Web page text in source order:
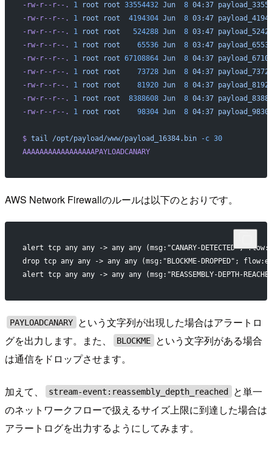
-rw-r--r--.
1 root root 33554432 Jun
  8
04:37
-rw-r--r--.
1 root root
  4194304
Jun
  8
03:47
-rw-r--r--.
1 root root
   524288
Jun
  8
03:47
-rw-r--r--.
1 root root
    65536
Jun
  8
03:47
-rw-r--r--.
1 root root 67108864 Jun
  8
04:37
-rw-r--r--.
1 root root
    73728
Jun
  8
04:37
-rw-r--r--.
1 root root
    81920
Jun
  8
04:37
-rw-r--r--.
1 root root
  8388608
Jun
  8
04:37
-rw-r--r--.
1 root root
    98304
Jun
  8
04:37
$ tail /opt/payload/www/payload_16384.bin -c 30
AAAAAAAAAAAAAAAAAPAYLOADCANARY
AWS Network Firewallのルールは以下のとおりです。
alert tcp any any -> any any (msg:"CANARY-DETECTED";
drop tcp any any -> any any (msg:"BLOCKME-DROPPED";
alert tcp any any -> any any (msg:"REASSEMBLY-DEPTH-
PAYLOADCANARY
という文字列が出現した場合はアラートロ
グを出力します。また、
BLOCKME
という文字列がある場合
は通信をドロップさせます。
加えて、 stream-event:reassembly_depth_reached
と単一
のネットワークフローで扱えるサイズ上限に到達した場合は
アラートログを出力するようにしてみます。